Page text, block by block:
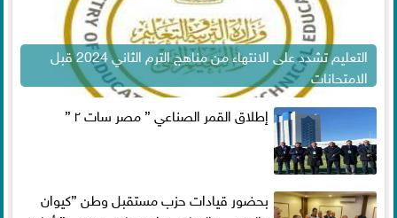
التعليم تشدد على الانتهاء من مناهج الترم الثاني 2024 قبل
الامتحانات
إطلاق القمر الصناعي ” مصر سات ٢ ”
بحضور قيادات حزب مستقبل وطن ”كيوان